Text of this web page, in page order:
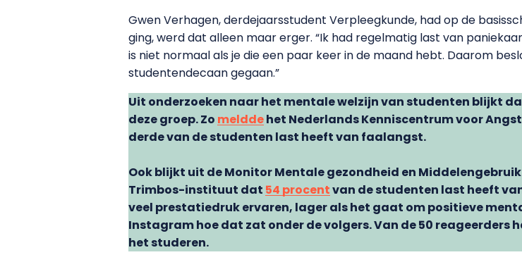
Gwen Verhagen, derdejaarsstudent Verpleegkunde, had op de
ging, werd dat alleen maar erger. “Ik had regelmatig last van
is niet normaal als je die een paar keer in de maand hebt. Daarom
studentendecaan gegaan.”
Uit onderzoeken naar het mentale welzijn van studenten blijkt
deze groep. Zo melddehet Nederlands Kenniscentrum voor
derde van de studenten last heeft van faalangst.
Ook blijkt uit de Monitor Mentale gezondheid en
Trimbos-instituut dat 54 procentvan de studenten last heeft
veel prestatiedruk ervaren, lager als het gaat om positieve
Instagram hoe dat zat onder de volgers. Van de 50
het studeren.